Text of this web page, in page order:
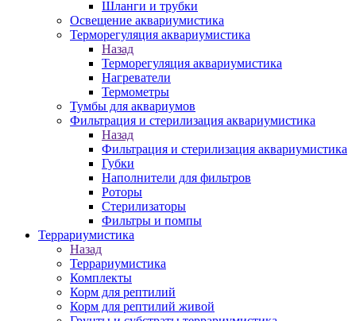
Шланги и трубки
Освещение аквариумистика
Терморегуляция аквариумистика
Назад
Терморегуляция аквариумистика
Нагреватели
Термометры
Тумбы для аквариумов
Фильтрация и стерилизация аквариумистика
Назад
Фильтрация и стерилизация аквариумистика
Губки
Наполнители для фильтров
Роторы
Стерилизаторы
Фильтры и помпы
Террариумистика
Назад
Террариумистика
Комплекты
Корм для рептилий
Корм для рептилий живой